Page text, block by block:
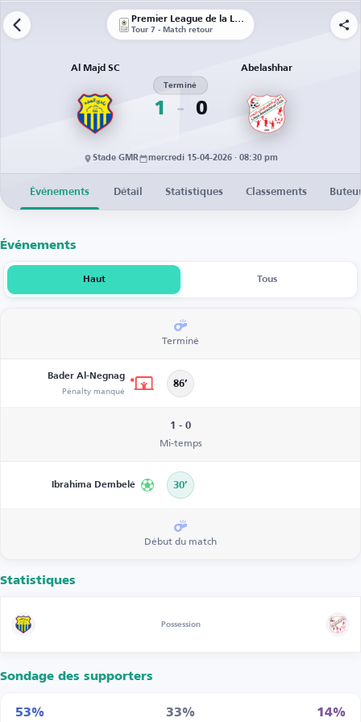
Premier League de la Libye
Tour 7 - Match retour
Al Majd SC
1
Terminé
0
Abelashhar
Stade GMR mercredi 15-04-2026 · 08:30 pm
Événements Détail Statistiques Classements
Événements
Haut Tous
Terminé
Bader Al-Negnag
Pénalty manqué 86’
1 - 0
Mi-temps
Ibrahima Dembelé 30’
Début du match
Statistiques
Possession
Sondage des supporters
53% 33% 14%